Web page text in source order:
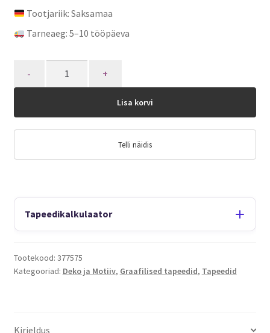
Tootjariik: Saksamaa
Tarneaeg: 5–10 tööpäeva
Lisa korvi
Telli näidis
Tapeedikalkulaator
Tootekood: 377575
Kategooriad: Deko ja Motiiv, Graafilised tapeedid, Tapeedid
Kirjeldus